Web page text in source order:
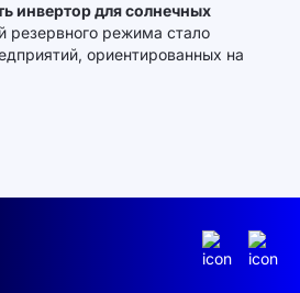
инвертор для солнечных
резервного режима стало
ориентированных на